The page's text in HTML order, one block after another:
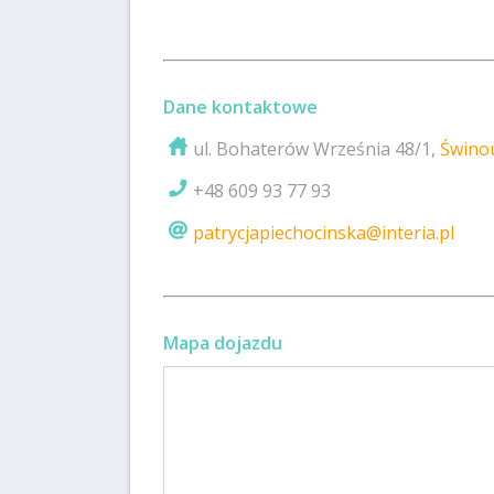
Dane kontaktowe
ul. Bohaterów Września 48/1,
+48 609 93 77 93
patrycjapiechocinska@interia.pl
Mapa dojazdu